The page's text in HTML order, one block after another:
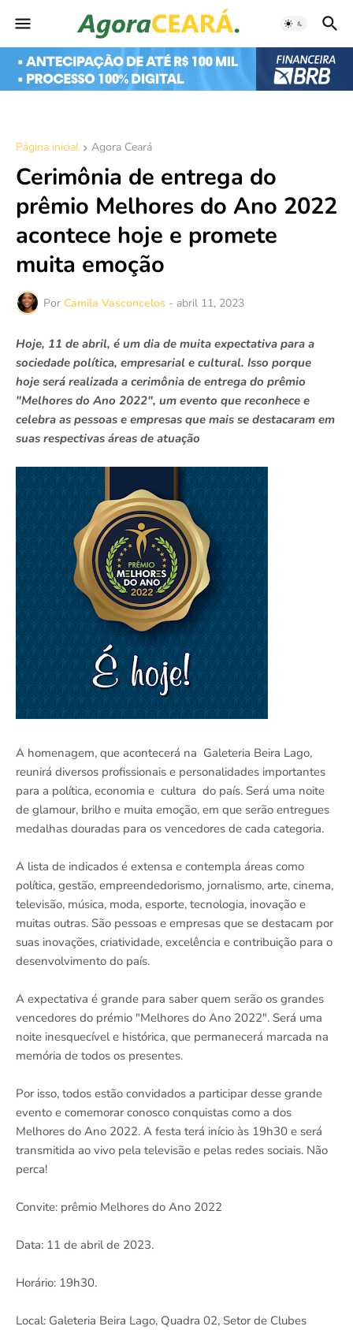
Página inicial Agora Ceará
Cerimônia de entrega do
prêmio Melhores do Ano 2022
acontece hoje e promete
muita emoção
Por Camila Vasconcelos - abril 11, 2023
Hoje, 11 de abril, é um dia de muita expectativa para a
sociedade política, empresarial e cultural. Isso porque
hoje será realizada a cerimônia de entrega do prêmio
"Melhores do Ano 2022", um evento que reconhece e
celebra as pessoas e empresas que mais se destacaram em
suas respectivas áreas de atuação
A homenagem, que acontecerá na Galeteria Beira Lago,
reunirá diversos profissionais e personalidades importantes
para a política, economia e cultura do país. Será uma noite
de glamour, brilho e muita emoção, em que serão entregues
medalhas douradas para os vencedores de cada categoria.
A lista de indicados é extensa e contempla áreas como
política, gestão, empreendedorismo, jornalismo, arte, cinema,
televisão, música, moda, esporte, tecnologia, inovação e
muitas outras. São pessoas e empresas que se destacam por
suas inovações, criatividade, excelência e contribuição para o
desenvolvimento do país.
A expectativa é grande para saber quem serão os grandes
vencedores do prémio "Melhores do Ano 2022". Será uma
noite inesquecível e histórica, que permanecerá marcada na
memória de todos os presentes.
Por isso, todos estão convidados a participar desse grande
evento e comemorar conosco conquistas como a dos
Melhores do Ano 2022. A festa terá início às 19h30 e será
transmitida ao vivo pela televisão e pelas redes sociais. Não
perca!
Convite: prêmio Melhores do Ano 2022
Data: 11 de abril de 2023.
Horário: 19h30.
Local: Galeteria Beira Lago, Quadra 02, Setor de Clubes